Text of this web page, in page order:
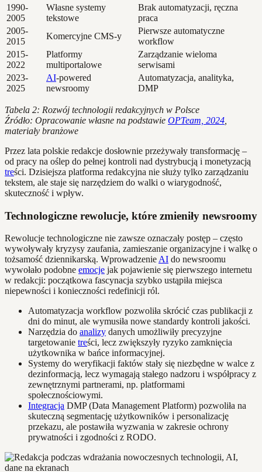
1990-
2005
Własne systemy
tekstowe
Brak automatyzacji, ręczna
praca
2005-
2015
Komercyjne CMS-y
Pierwsze automatyczne
workflow
2015-
2022
Platformy
multiportalowe
Zarządzanie wieloma
serwisami
2023-
2025
AI-powered
newsroomy
Automatyzacja, analityka,
DMP
Tabela 2: Rozwój technologii redakcyjnych w Polsce
Źródło: Opracowanie własne na podstawie OPTeam, 2024
materiały branżowe
Przez lata polskie redakcje dosłownie przeżywały transformację –
od pracy na oślep do pełnej kontroli nad dystrybucją i monetyzacją
treści. Dzisiejsza platforma redakcyjna nie służy tylko zarządzaniu
tekstem, ale staje się narzędziem do walki o wiarygodność,
skuteczność i wpływ.
Technologiczne rewolucje, które zmieniły newsroomy
Rewolucje technologiczne nie zawsze oznaczały postęp – często
wywoływały kryzysy zaufania, zamieszanie organizacyjne i walkę o
tożsamość dziennikarską. Wprowadzenie AI do newsroomu
wywołało podobne emocje jak pojawienie się pierwszego internetu
w redakcji: początkowa fascynacja szybko ustąpiła miejsca
niepewności i konieczności redefinicji ról.
Automatyzacja workflow pozwoliła skrócić czas publikacji z
dni do minut, ale wymusiła nowe standardy kontroli jakości.
Narzędzia do analizy danych umożliwiły precyzyjne
targetowanie treści, lecz zwiększyły ryzyko zamknięcia
użytkownika w bańce informacyjnej.
Systemy do weryfikacji faktów stały się niezbędne w walce z
dezinformacją, lecz wymagają stałego nadzoru i współpracy z
zewnętrznymi partnerami, np. platformami
społecznościowymi.
Integracja DMP (Data Management Platform) pozwoliła na
skuteczną segmentację użytkowników i personalizację
przekazu, ale postawiła wyzwania w zakresie ochrony
prywatności i zgodności z RODO.